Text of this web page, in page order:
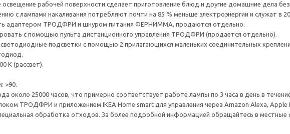
рабочей поверхности сделает приготовление блюд и другие домашние дела
с лампами накаливания потребляют почти на 85 % меньше электроэнергии и служат в
адаптером ТРОДФРИ и шнуром питания ФЁРНИММА, продаются отдельно.
с помощью пульта дистанционного управления ТРОДФРИ (продается отдельно).
подсветки с помощью 2 прилагающихся маленьких соединительных
К (рассвет).
>90.
около 25000 часов, что примерно соответствует работе лампы по 3 часа в день в
ТРОДФРИ и приложением IKEA Home smart для управления через Amazon Alexa, Apple
обработка отходов. За более подробной информацией обращайтесь в местные